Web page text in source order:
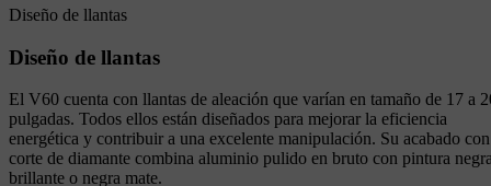
Diseño de llantas
Diseño de llantas
El V60 cuenta con llantas de aleación que varían en tamaño de 17 a
pulgadas. Todos ellos están diseñados para mejorar la eficiencia
energética y contribuir a una excelente manipulación. Su acabado con
corte de diamante combina aluminio pulido en bruto con pintura
brillante o negra mate.